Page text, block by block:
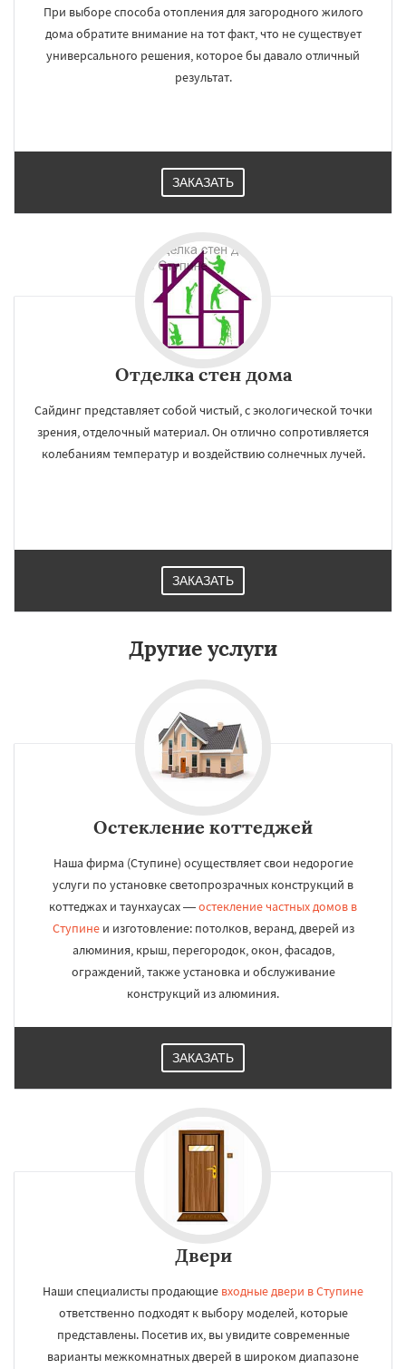
При выборе способа отопления для загородного жилого
дома обратите внимание на тот факт, что не существует
универсального решения, которое бы давало отличный
результат.
ЗАКАЗАТЬ
Отделка стен дома
Сайдинг представляет собой чистый, с экологической точки
зрения, отделочный материал. Он отлично сопротивляется
колебаниям температур и воздействию солнечных лучей.
ЗАКАЗАТЬ
Другие услуги
Остекление коттеджей
Наша фирма (Ступине) осуществляет свои недорогие
услуги по установке светопрозрачных конструкций в
коттеджах и таунхаусах —остекление частных домов в
Ступинеи изготовление: потолков, веранд, дверей из
алюминия, крыш, перегородок, окон, фасадов,
ограждений, также установка и обслуживание
конструкций из алюминия.
ЗАКАЗАТЬ
Двери
Наши специалисты продающие входные двери в Ступине
ответственно подходят к выбору моделей, которые
представлены. Посетив их, вы увидите современные
варианты межкомнатных дверей в широком диапазоне